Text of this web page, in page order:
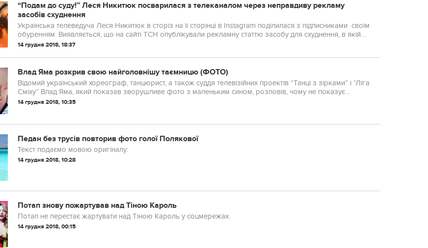
“Подам до суду!” Леся Никитюк посварилася з телеканалом через неправдиву рекламу
засобів схуднення
Українська телеведуча Леся Никитюк в сторіз на її сторінці в Instagram поділилася з підписниками своїм
обуренням. Виявляється, що на сайті ТСН опублікували рекламну статтю засобу для схуднення, в якій
згадували ім’я і фото зірки.
14 грудня 2018, 18:37
Влад Яма розкрив свою найголовнішу таємницю (ФОТО)
Відомий український хореограф, танцюрист, а також суддя телевізійних проектів “Танці з зірками” і “Ліга
Сміху” Влад Яма, який показав зворушливе фото з маленьким сином, розповів, чому не показує
обличчя хлопчика.
14 грудня 2018, 10:35
Педан без трусів повторив фото голої Полякової
Текст подаємо мовою оригіналу:
14 грудня 2018, 10:28
Потап знову пожартував над Тіною Кароль
Потап не перестає жартувати над Тіною Кароль у соцмережах.
14 грудня 2018, 00:15